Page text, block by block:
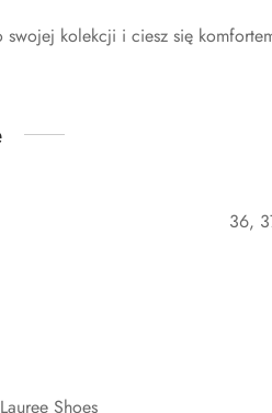
kolekcji i ciesz się
36,
Lauree Shoes